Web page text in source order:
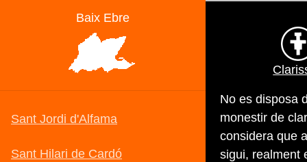
No es disposa
monestir de
considera que
sigui, realment